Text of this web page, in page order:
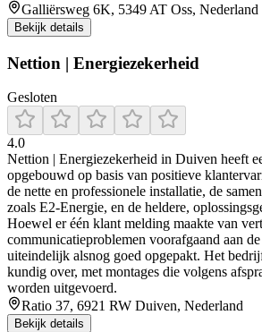
Galliërsweg 6K, 5349 AT Oss, Nederland
Bekijk details
Nettion | Energiezekerheid
Gesloten
4.0
Nettion | Energiezekerheid in Duiven heeft
opgebouwd op basis van positieve
de nette en professionele installatie, de
zoals E2‑Energie, en de heldere,
Hoewel er één klant melding maakte van
communicatieproblemen voorafgaand aan
uiteindelijk alsnog goed opgepakt. Het
kundig over, met montages die volgens
worden uitgevoerd.
Ratio 37, 6921 RW Duiven, Nederland
Bekijk details